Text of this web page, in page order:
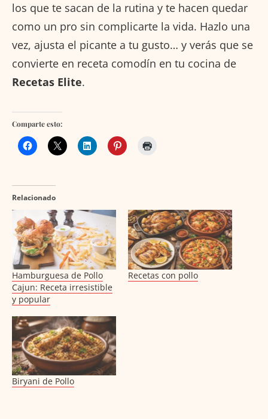
los que te sacan de la rutina y te hacen quedar
como un pro sin complicarte la vida. Hazlo una
vez, ajusta el picante a tu gusto… y verás que se
convierte en receta comodín en tu cocina de
Recetas Elite.
Comparte esto:
Relacionado
Hamburguesa de Pollo
Cajun: Receta irresistible
y popular
Recetas con pollo
Biryani de Pollo